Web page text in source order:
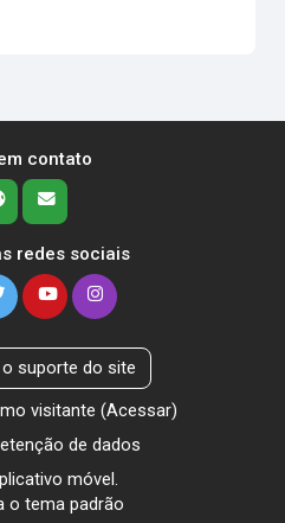
contato
redes sociais
suporte do site
visitante (Acessar)
de dados
móvel.
o tema padrão